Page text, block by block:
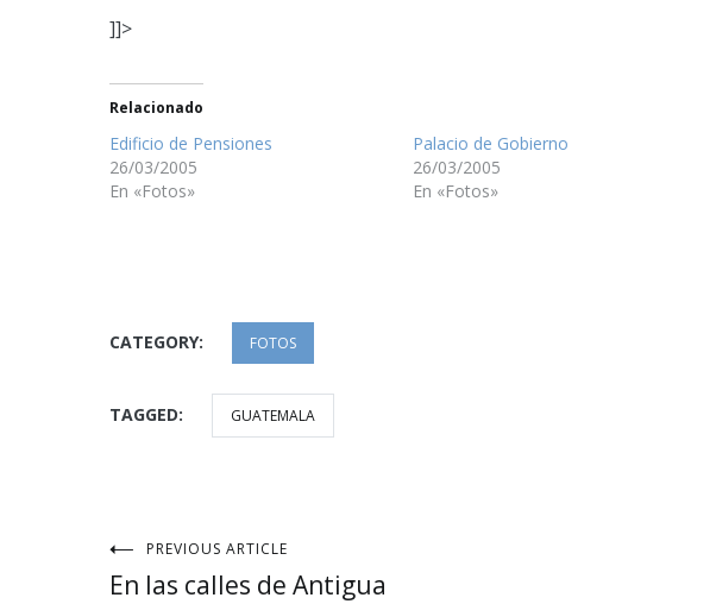
]]>
Relacionado
Edificio de Pensiones
26/03/2005
En «Fotos»
Palacio de Gobierno
26/03/2005
En «Fotos»
CATEGORY: FOTOS
TAGGED: GUATEMALA
Navegación
PREVIOUS ARTICLE
En las calles de Antigua